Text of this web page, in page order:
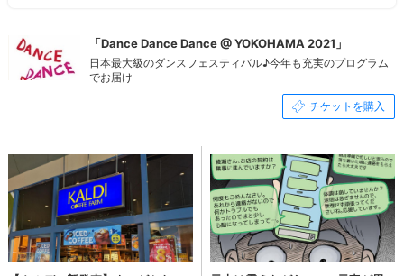
「Dance Dance Dance @ YOKOHAMA 2021」
日本最大級のダンスフェスティバル♪今年も充実のプログラム
でお届け
チケットを購入